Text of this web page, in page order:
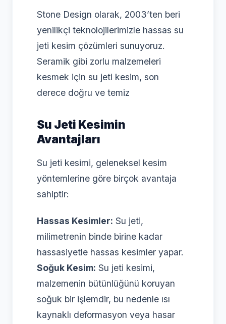
Stone Design olarak, 2003’ten beri
yenilikçi teknolojilerimizle hassas su
jeti kesim çözümleri sunuyoruz.
Seramik gibi zorlu malzemeleri
kesmek için su jeti kesim, son
derece doğru ve temiz
Su Jeti Kesimin
Avantajları
Su jeti kesimi, geleneksel kesim
yöntemlerine göre birçok avantaja
sahiptir:
Hassas Kesimler: Su jeti,
milimetrenin binde birine kadar
hassasiyetle hassas kesimler yapar.
Soğuk Kesim: Su jeti kesimi,
malzemenin bütünlüğünü koruyan
soğuk bir işlemdir, bu nedenle ısı
kaynaklı deformasyon veya hasar